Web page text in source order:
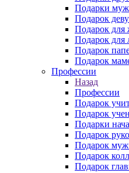
Подарки
Подарок
Подарок
Подарок для
Подарок
Подарок
Профессии
Назад
Профессии
Подарок
Подарок
Подарки
Подарок
Подарок
Подарок
Подарок